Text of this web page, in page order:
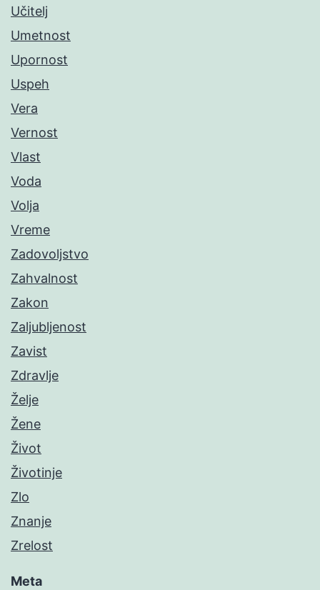
Učitelj
Umetnost
Upornost
Uspeh
Vera
Vernost
Vlast
Voda
Volja
Vreme
Zadovoljstvo
Zahvalnost
Zakon
Zaljubljenost
Zavist
Zdravlje
Želje
Žene
Život
Životinje
Zlo
Znanje
Zrelost
Meta